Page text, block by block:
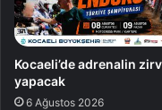
Kocaeli’de adrenalin
yapacak
6 Ağustos 2026